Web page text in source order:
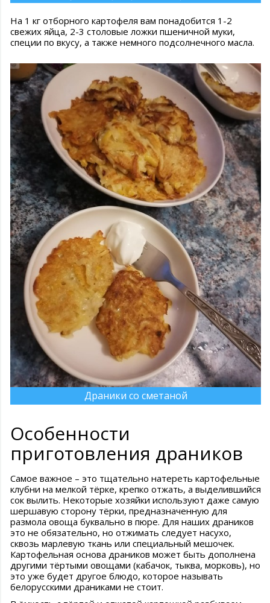
На 1 кг отборного картофеля вам понадобится 1-2
свежих яйца, 2-3 столовые ложки пшеничной муки,
специи по вкусу, а также немного подсолнечного масла.
Драники со сметаной
Особенности
приготовления драников
Самое важное – это тщательно натереть картофельные
клубни на мелкой тёрке, крепко отжать, а выделившийся
сок вылить. Некоторые хозяйки используют даже самую
шершавую сторону тёрки, предназначенную для
размола овоща буквально в пюре. Для наших драников
это не обязательно, но отжимать следует насухо,
сквозь марлевую ткань или специальный мешочек.
Картофельная основа драников может быть дополнена
другими тёртыми овощами (кабачок, тыква, морковь), но
это уже будет другое блюдо, которое называть
белорусскими драниками не стоит.